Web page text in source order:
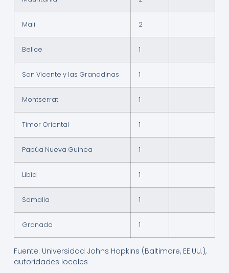
Mali 2
Belice 1
San Vicente y las Granadinas 1
Montserrat 1
Timor Oriental 1
Papúa Nueva Guinea 1
Libia 1
Somalia 1
Granada 1
Fuente: Universidad Johns Hopkins (Baltimore, EE.UU.),
autoridades locales